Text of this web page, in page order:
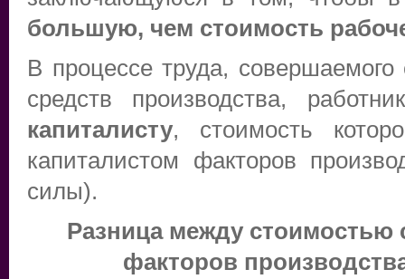
большую, чем стоимость
В процессе труда,
средств производства,
капиталисту, стоимость
капиталистом факторов
силы).
Разница между стоимостью
факторов